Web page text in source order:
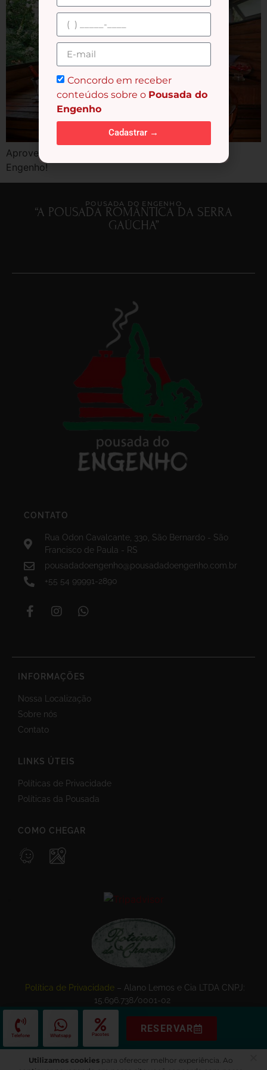
Aproveite o Pacote Vale Presente da Pousada do
Engenho!
POUSADA DO ENGENHO
“A POUSADA ROMÂNTICA DA SERRA
GAÚCHA”
CONTATO
Rua Odon Cavalcante, 330, São Bernardo - São
Francisco de Paula - RS
pousadadoengenho@pousadadoengenho.com.br
+55 54 99991-2890
INFORMAÇÕES
Nossa Localização
Sobre nós
Contato
LINKS ÚTEIS
Políticas de Privacidade
Políticas da Pousada
COMO CHEGAR
Política de Privacidade– Alano Lemos e Cia LTDA CNPJ:
15.696.738/0001-02
Telefone Whatsapp Pacotes
RESERVAR
Utilizamos cookiespara oferecer melhor experiência. Ao
Concordo em receber
conteúdos sobre o Pousada do
Engenho
Cadastrar →